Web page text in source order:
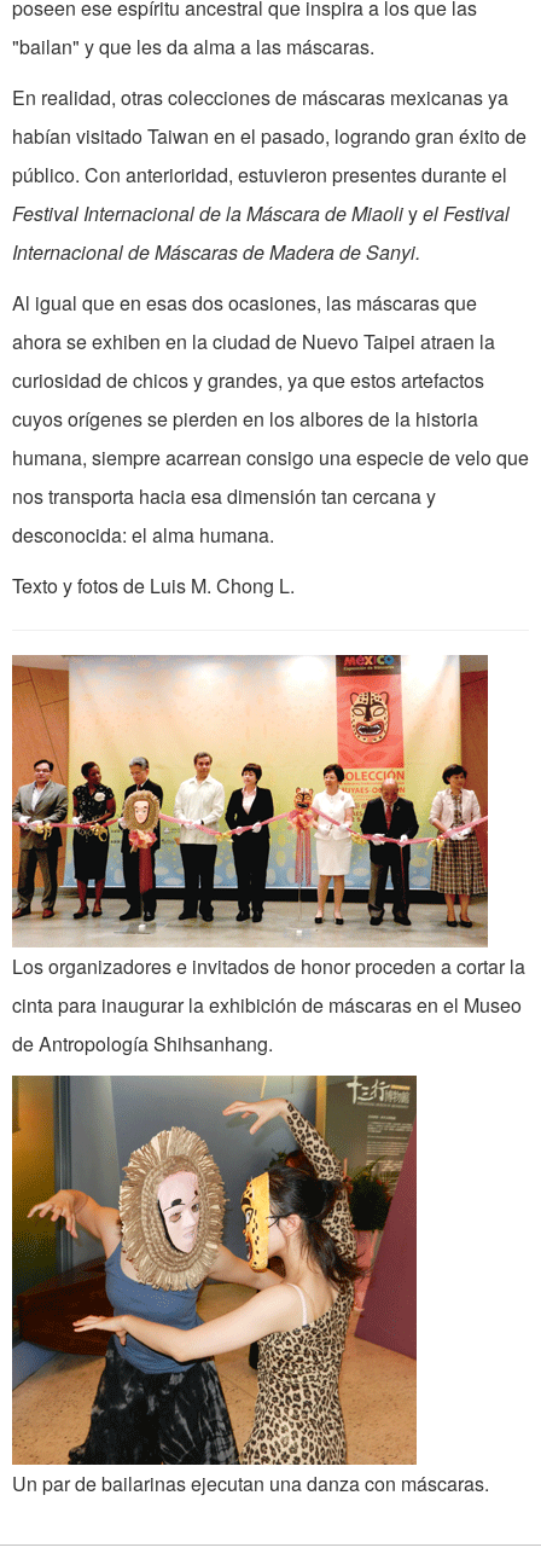
poseen ese espíritu ancestral que inspira a los que las
"bailan" y que les da alma a las máscaras.
En realidad, otras colecciones de máscaras mexicanas ya
habían visitado Taiwan en el pasado, logrando gran éxito de
público. Con anterioridad, estuvieron presentes durante el
Festival Internacional de la Máscara de Miaoliyel Festival
Internacional de Máscaras de Madera de Sanyi.
Al igual que en esas dos ocasiones, las máscaras que
ahora se exhiben en la ciudad de Nuevo Taipei atraen la
curiosidad de chicos y grandes, ya que estos artefactos
cuyos orígenes se pierden en los albores de la historia
humana, siempre acarrean consigo una especie de velo que
nos transporta hacia esa dimensión tan cercana y
desconocida: el alma humana.
Texto y fotos de Luis M. Chong L.
Los organizadores e invitados de honor proceden a cortar la
cinta para inaugurar la exhibición de máscaras en el Museo
de Antropología Shihsanhang.
Un par de bailarinas ejecutan una danza con máscaras.